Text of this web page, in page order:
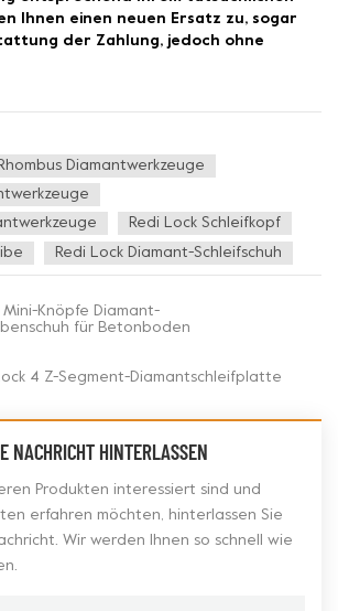
Ihnen einen neuen Ersatz zu, sogar
der Zahlung, jedoch ohne
Diamantwerkzeuge
Redi Lock Schleifkopf
Redi Lock Diamant-Schleifschuh
Mini-Knöpfe Diamant-
für Betonboden
4 Z-Segment-Diamantschleifplatte
NACHRICHT HINTERLASSEN
Produkten interessiert sind und
erfahren möchten, hinterlassen Sie
Wir werden Ihnen so schnell wie